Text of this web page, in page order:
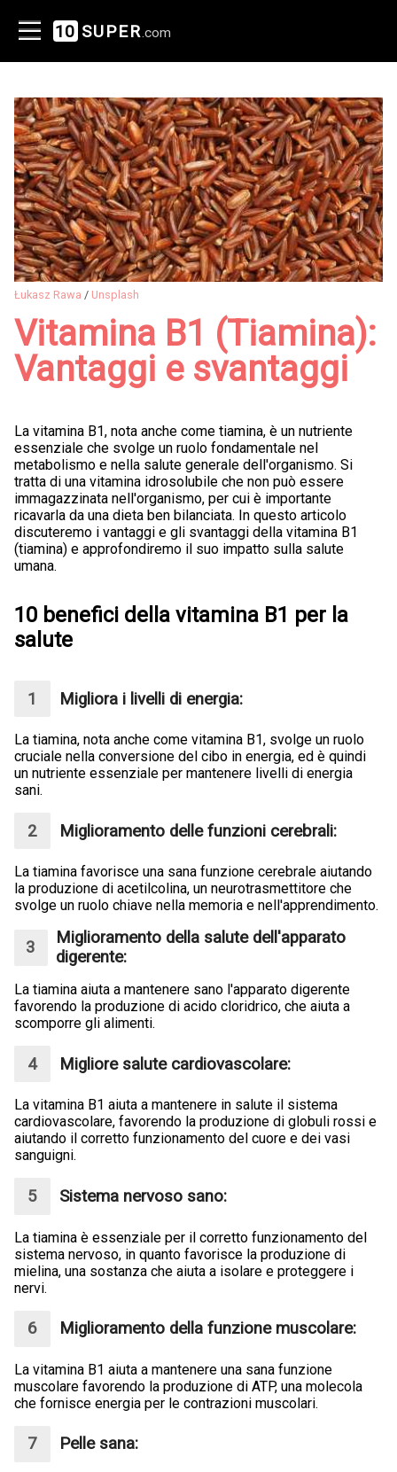
10 SUPER .com
Łukasz Rawa / Unsplash
Vitamina B1 (Tiamina):
Vantaggi e svantaggi
La vitamina B1, nota anche come tiamina, è un nutriente
essenziale che svolge un ruolo fondamentale nel
metabolismo e nella salute generale dell'organismo. Si
tratta di una vitamina idrosolubile che non può essere
immagazzinata nell'organismo, per cui è importante
ricavarla da una dieta ben bilanciata. In questo articolo
discuteremo i vantaggi e gli svantaggi della vitamina B1
(tiamina) e approfondiremo il suo impatto sulla salute
umana.
10 benefici della vitamina B1 per la
salute
Migliora i livelli di energia:
La tiamina, nota anche come vitamina B1, svolge un ruolo
cruciale nella conversione del cibo in energia, ed è quindi
un nutriente essenziale per mantenere livelli di energia
sani.
Miglioramento delle funzioni cerebrali:
La tiamina favorisce una sana funzione cerebrale aiutando
la produzione di acetilcolina, un neurotrasmettitore che
svolge un ruolo chiave nella memoria e nell'apprendimento.
Miglioramento della salute dell'apparato
digerente:
La tiamina aiuta a mantenere sano l'apparato digerente
favorendo la produzione di acido cloridrico, che aiuta a
scomporre gli alimenti.
Migliore salute cardiovascolare:
La vitamina B1 aiuta a mantenere in salute il sistema
cardiovascolare, favorendo la produzione di globuli rossi e
aiutando il corretto funzionamento del cuore e dei vasi
sanguigni.
Sistema nervoso sano:
La tiamina è essenziale per il corretto funzionamento del
sistema nervoso, in quanto favorisce la produzione di
mielina, una sostanza che aiuta a isolare e proteggere i
nervi.
Miglioramento della funzione muscolare:
La vitamina B1 aiuta a mantenere una sana funzione
muscolare favorendo la produzione di ATP, una molecola
che fornisce energia per le contrazioni muscolari.
Pelle sana: